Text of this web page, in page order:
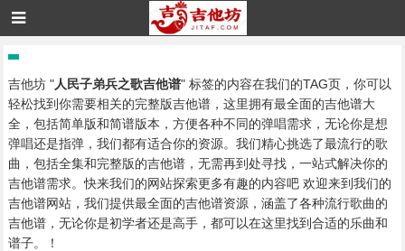
吉他坊 "人民子弟兵之歌吉他谱" 标签的内容在我们的TAG页，你可以
轻松找到你需要相关的完整版吉他谱，这里拥有最全面的吉他谱大
全，包括简单版和简谱版本，方便各种不同的弹唱需求，无论你是想
弹唱还是指弹，我们都有适合你的资源。我们精心挑选了最流行的歌
曲，包括全集和完整版的吉他谱，无需再到处寻找，一站式解决你的
吉他谱需求。快来我们的网站探索更多有趣的内容吧 欢迎来到我们的
吉他谱网站，我们提供最全面的吉他谱资源，涵盖了各种流行歌曲的
吉他谱，无论你是初学者还是高手，都可以在这里找到合适的乐曲和
谱子。！